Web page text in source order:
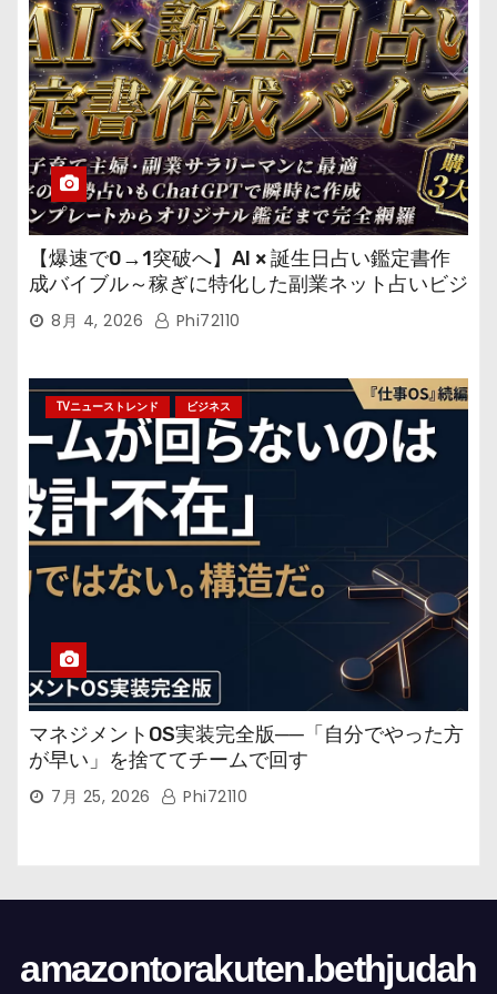
【爆速で0→1突破へ】AI × 誕生日占い鑑定書作
成バイブル～稼ぎに特化した副業ネット占いビジ
ネス8月 4, 2026 Phi72110
TVニューストレンド ビジネス
マネジメントOS実装完全版──「自分でやった方
が早い」を捨ててチームで回す
7月 25, 2026 Phi72110
amazontorakuten.bethjudah